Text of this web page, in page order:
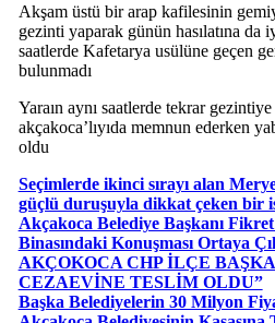
Akşam üstü bir arap kafilesinin
gezinti yaparak günün hasılatına da
saatlerde Kafetarya usülüne geçen
bulunmadı
Yaraın aynı saatlerde tekrar
akçakoca’lıyıda memnun ederken
oldu
Seçimlerde ikinci sırayı alan
güçlü duruşuyla dikkat çeken bir
Akçakoca Belediye Başkanı
Binasındaki Konuşması Ortaya
AKÇOKOCA CHP İLÇE
CEZAEVİNE TESLİM OLDU”
Başka Belediyelerin 30 Milyon